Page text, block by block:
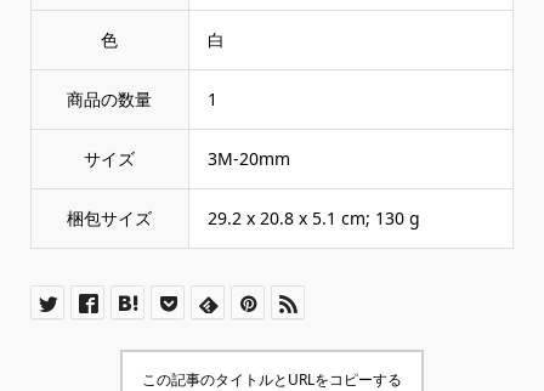
色 ‎白
商品の数量 ‎1
サイズ ‎3M-20mm
梱包サイズ ‎29.2 x 20.8 x 5.1 cm; 130 g
この記事のタイトルとURLをコピーする